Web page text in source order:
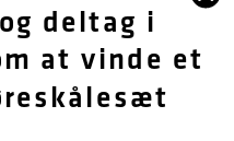
deltag i
at vinde et